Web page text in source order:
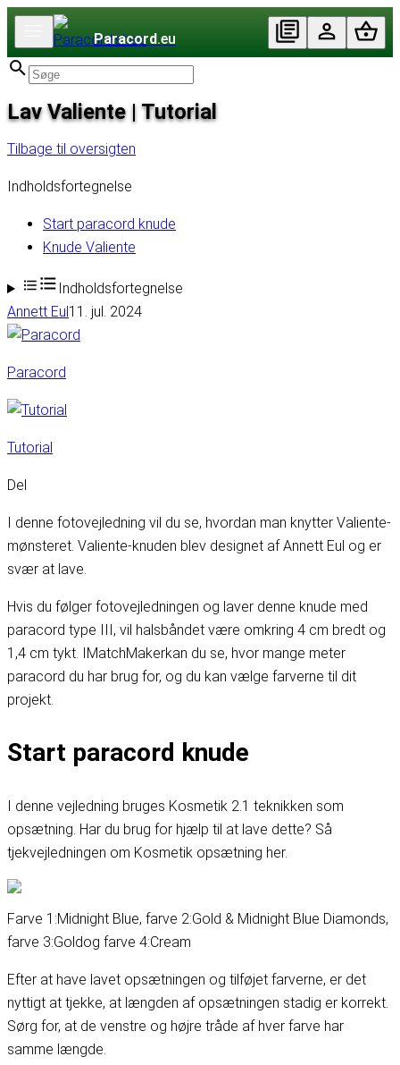
Paracord.eu
Lav Valiente | Tutorial
Tilbage til oversigten
Indholdsfortegnelse
Start paracord knude
Knude Valiente
Indholdsfortegnelse
Annett Eul 11. jul. 2024
Paracord
Tutorial
Del
I denne fotovejledning vil du se, hvordan man knytter Valiente-
mønsteret. Valiente-knuden blev designet af Annett Eul og er
svær at lave.
Hvis du følger fotovejledningen og laver denne knude med
paracord type III, vil halsbåndet være omkring 4 cm bredt og
1,4 cm tykt. I
MatchMakerkan du se, hvor mange meter
paracord du har brug for, og du kan vælge farverne til dit
projekt.
Start paracord knude
I denne vejledning bruges Kosmetik 2.1 teknikken som
opsætning. Har du brug for hjælp til at lave dette? Så
tjekvejledningen om Kosmetik opsætning her.
Farve 1:Midnight Blue, farve 2:Gold & Midnight Blue Diamonds,
farve 3:Goldog farve 4:Cream
Efter at have lavet opsætningen og tilføjet farverne, er det
nyttigt at tjekke, at længden af opsætningen stadig er korrekt.
Sørg for, at de venstre og højre tråde af hver farve har
samme længde.